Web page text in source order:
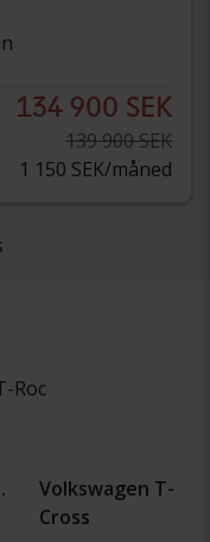
134 900 SEK
139 900 SEK
1 150 SEK/måned
Roc
Volkswagen T-
Cross